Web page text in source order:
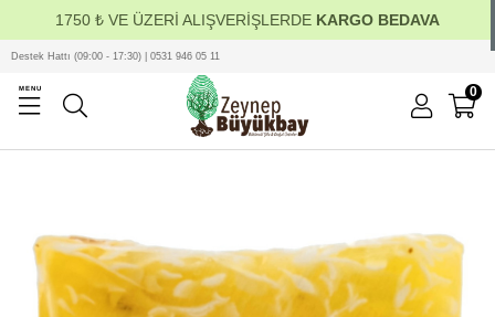
1750 ₺ VE ÜZERİ ALIŞVERİŞLERDE KARGO BEDAVA
MENU
Destek Hattı (09:00 - 17:30) | 0531 946 05 11
0